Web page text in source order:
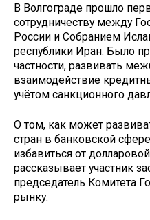
В Волгограде прошло
сотрудничеству между
России и Собранием
республики Иран. Было
частности, развивать
взаимодействие
учётом санкционного
О том, как может
стран в банковской
избавиться от
рассказывает участник
председатель Комитета
рынку.